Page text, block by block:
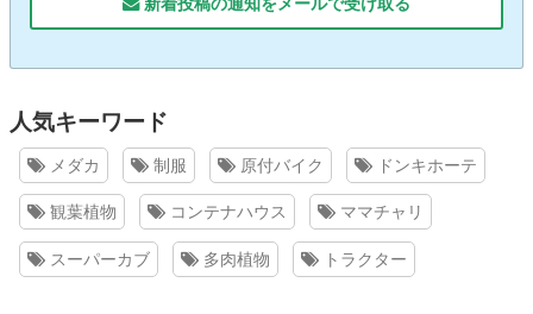
新着投稿の通知をメールで受け取る
人気キーワード
メダカ 制服 原付バイク ドンキホーテ
観葉植物 コンテナハウス ママチャリ
スーパーカブ 多肉植物 トラクター